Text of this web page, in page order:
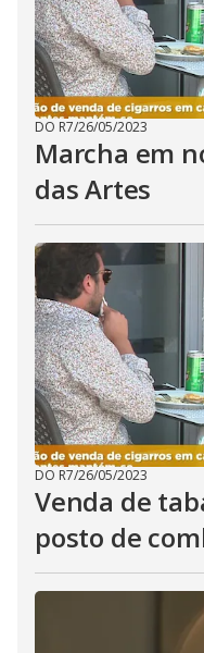
DO R7/26/05/2023
Marcha em
das Artes
DO R7/26/05/2023
Venda de
posto de